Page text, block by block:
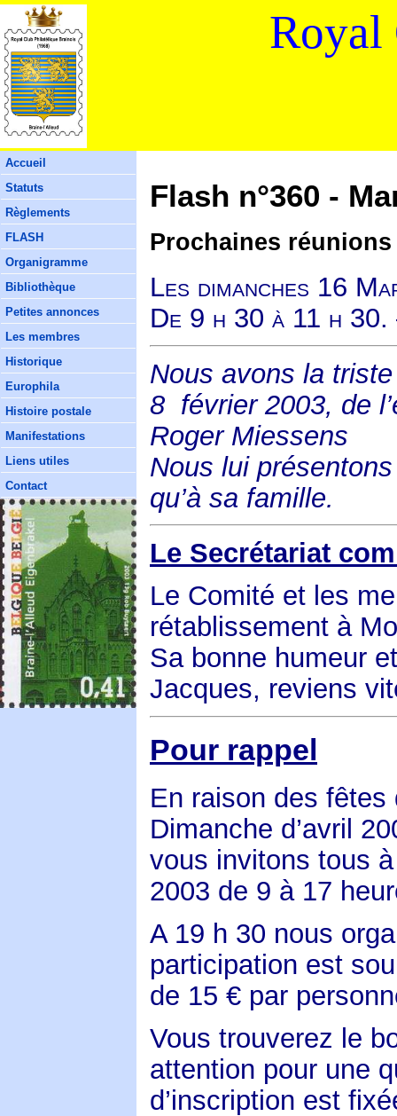
Royal
Accueil
Statuts
Règlements
FLASH
Organigramme
Bibliothèque
Petites annonces
Les membres
Historique
Europhila
Histoire postale
Manifestations
Liens utiles
Contact
Flash n°360 -
Prochaines réunions
Les dimanches 16
De 9 h 30 à 11 h
Nous avons la
8 février 2003, de
Roger Miessens
Nous lui
qu’à sa famille.
Le Secrétariat
Le Comité et les
rétablissement à
Sa bonne humeur
Jacques, reviens
Pour rappel
En raison des
Dimanche d’avril
vous invitons tous
2003 de 9 à 17
A 19 h 30 nous
participation est
de 15 € par
Vous trouverez le
attention pour une
d’inscription est